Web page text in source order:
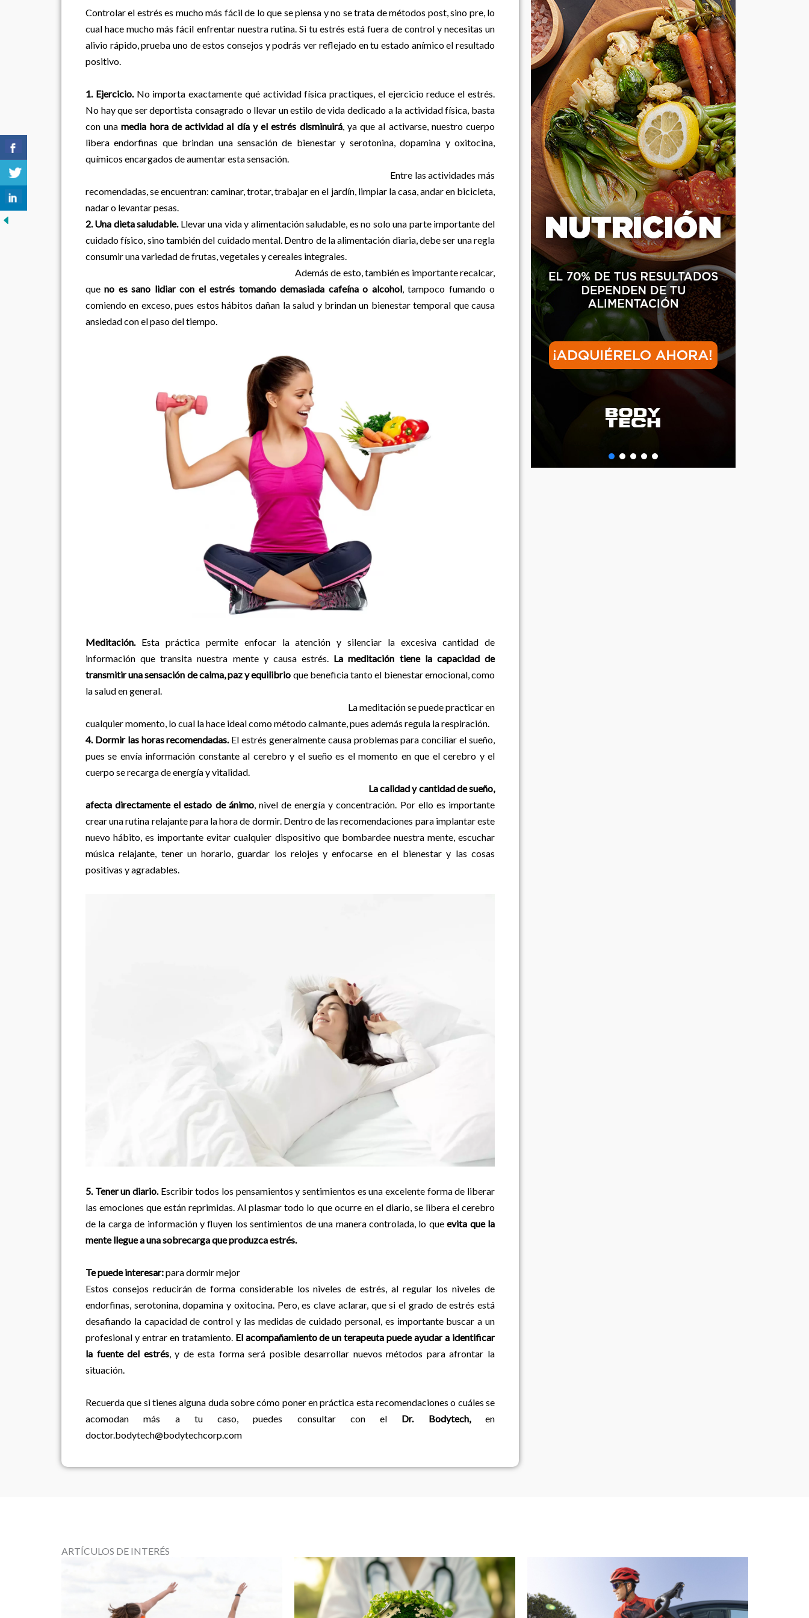
Controlar el estrés es mucho más fácil de lo que se piensa y no se trata de métodos post, sino pre, lo
cual hace mucho más fácil enfrentar nuestra rutina. Si tu estrés está fuera de control y necesitas un
alivio rápido, prueba uno de estos consejos y podrás ver reflejado en tu estado anímico el resultado
positivo.
1. Ejercicio.No importa exactamente qué actividad física practiques, el ejercicio reduce el estrés.
No hay que ser deportista consagrado o llevar un estilo de vida dedicado a la actividad física, basta
con unamedia hora de actividad al día y el estrés disminuirá, ya que al activarse, nuestro cuerpo
libera endorfinas que brindan una sensación de bienestar y serotonina, dopamina y oxitocina,
químicos encargados de aumentar esta sensación.
Entre las actividades más
recomendadas, se encuentran: caminar, trotar, trabajar en el jardín, limpiar la casa, andar en bicicleta,
nadar o levantar pesas.
2. Una dieta saludable. Llevar una vida y alimentación saludable, es no solo una parte importante del
cuidado físico, sino también del cuidado mental. Dentro de la alimentación diaria, debe ser una regla
consumir una variedad de frutas, vegetales y cereales integrales.
Además de esto, también es importante recalcar,
queno es sano lidiar con el estrés tomando demasiada cafeína o alcohol, tampoco fumando o
comiendo en exceso, pues estos hábitos dañan la salud y brindan un bienestar temporal que causa
ansiedad con el paso del tiempo.
Meditación.Esta práctica permite enfocar la atención y silenciar la excesiva cantidad de
información que transita nuestra mente y causa estrés. La meditación tiene la capacidad de
transmitir una sensación de calma, paz y equilibrio que beneficia tanto el bienestar emocional, como
la salud en general.
La meditación se puede practicar en
cualquier momento, lo cual la hace ideal como método calmante, pues además regula la respiración.
4. Dormir las horas recomendadas.El estrés generalmente causa problemas para conciliar el sueño,
pues se envía información constante al cerebro y el sueño es el momento en que el cerebro y el
cuerpo se recarga de energía y vitalidad.
La calidad y cantidad de sueño,
afecta directamente el estado de ánimo, nivel de energía y concentración. Por ello es importante
crear una rutina relajante para la hora de dormir. Dentro de las recomendaciones para implantar este
nuevo hábito, es importante evitar cualquier dispositivo que bombardee nuestra mente, escuchar
música relajante, tener un horario, guardar los relojes y enfocarse en el bienestar y las cosas
positivas y agradables.
5. Tener un diario.Escribir todos los pensamientos y sentimientos es una excelente forma de liberar
las emociones que están reprimidas. Al plasmar todo lo que ocurre en el diario, se libera el cerebro
de la carga de información y fluyen los sentimientos de una manera controlada, lo queevita que la
mente llegue a una sobrecarga que produzca estrés.
Te puede interesar:para dormir mejor
Estos consejos reducirán de forma considerable los niveles de estrés, al regular los niveles de
endorfinas, serotonina, dopamina y oxitocina. Pero, es clave aclarar, que si el grado de estrés está
desafiando la capacidad de control y las medidas de cuidado personal, es importante buscar a un
profesional y entrar en tratamiento. El acompañamiento de un terapeuta puede ayudar a identificar
la fuente del estrés, y de esta forma será posible desarrollar nuevos métodos para afrontar la
situación.
Recuerda que si tienes alguna duda sobre cómo poner en práctica esta recomendaciones o cuáles se
acomodan más a tu caso, puedes consultar con el Dr. Bodytech, en
doctor.bodytech@bodytechcorp.com
ARTÍCULOS DE INTERÉS